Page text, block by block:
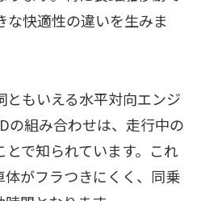
な快適性の違いを生みま
ともいえる水平対向エンジ
の組み合わせは、走行中の
で知られています。これ
体がフラつきにくく、同乗